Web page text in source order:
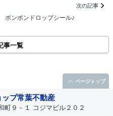
次の記事
ボンボンドロップシール♪
事一覧
プ常葉不動産
９－１ コジマビル２０２
ページトップ